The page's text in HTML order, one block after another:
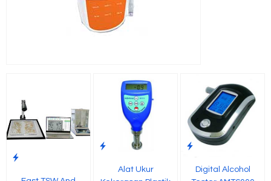
Alat Ukur
Digital Alcohol